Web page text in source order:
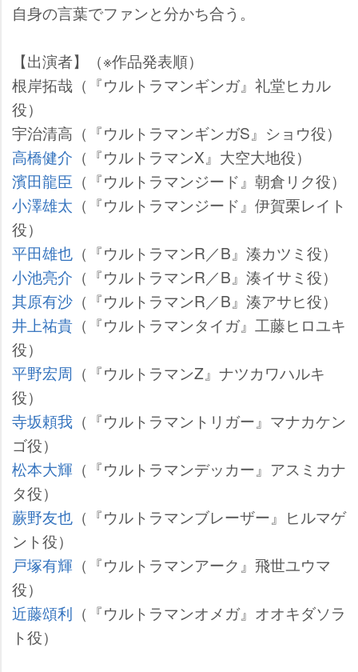
自身の言葉でファンと分かち合う。
【出演者】（※作品発表順）
根岸拓哉（『ウルトラマンギンガ』礼堂ヒカル
役）
宇治清高（『ウルトラマンギンガS』ショウ役）
高橋健介 （『ウルトラマンX』大空大地役）
濱田龍臣 （『ウルトラマンジード』朝倉リク役）
小澤雄太 （『ウルトラマンジード』伊賀栗レイト
役）
平田雄也 （『ウルトラマンR／B』湊カツミ役）
小池亮介 （『ウルトラマンR／B』湊イサミ役）
其原有沙 （『ウルトラマンR／B』湊アサヒ役）
井上祐貴 （『ウルトラマンタイガ』工藤ヒロユキ
役）
平野宏周 （『ウルトラマンZ』ナツカワハルキ
役）
寺坂頼我 （『ウルトラマントリガー』マナカケン
ゴ役）
松本大輝 （『ウルトラマンデッカー』アスミカナ
タ役）
蕨野友也 （『ウルトラマンブレーザー』ヒルマゲ
ント役）
戸塚有輝 （『ウルトラマンアーク』飛世ユウマ
役）
近藤頌利 （『ウルトラマンオメガ』オオキダソラ
ト役）